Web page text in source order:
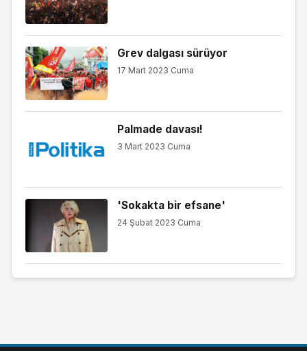
Grev dalgası sürüyor
17 Mart 2023 Cuma
Palmade davası!
3 Mart 2023 Cuma
'Sokakta bir efsane'
24 Şubat 2023 Cuma